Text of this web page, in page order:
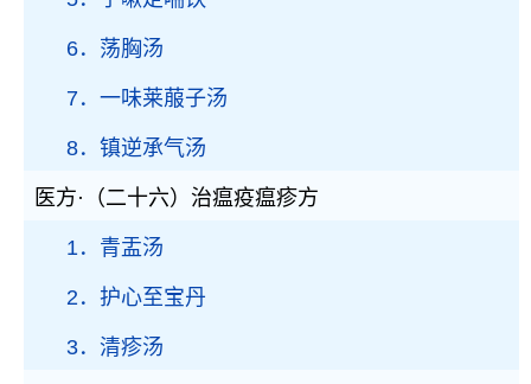
6．荡胸汤
7．一味莱菔子汤
8．镇逆承气汤
医方·（二十六）治瘟疫瘟疹方
1．青盂汤
2．护心至宝丹
3．清疹汤